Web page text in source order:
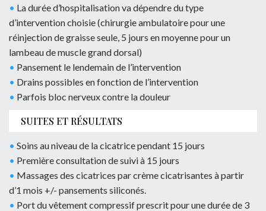
• La durée d’hospitalisation va dépendre du type
d’intervention choisie (chirurgie ambulatoire pour une
réinjection de graisse seule, 5 jours en moyenne pour un
lambeau de muscle grand dorsal)
• Pansement le lendemain de l’intervention
• Drains possibles en fonction de l’intervention
• Parfois bloc nerveux contre la douleur
SUITES ET RÉSULTATS
• Soins au niveau de la cicatrice pendant 15 jours
• Première consultation de suivi à 15 jours
• Massages des cicatrices par crème cicatrisantes à partir
d’1 mois +/- pansements siliconés.
• Port du vêtement compressif prescrit pour une durée de 3